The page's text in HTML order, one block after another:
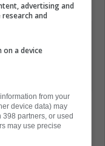
de Kirby
le croit
de la LNH.
advertising and
and
a device
from your
device data) may
partners, or used
may use precise